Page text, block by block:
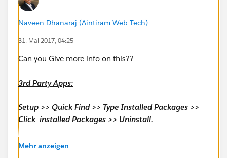
Naveen Dhanaraj (Aintiram Web Tech)
31. Mai 2017, 04:25
Can you Give more info on this??
3rd Party Apps:
Setup >> Quick Find >> Type Installed Packages >>
Click installed Packages >> Uninstall.
Custom App:
Mehr anzeigen